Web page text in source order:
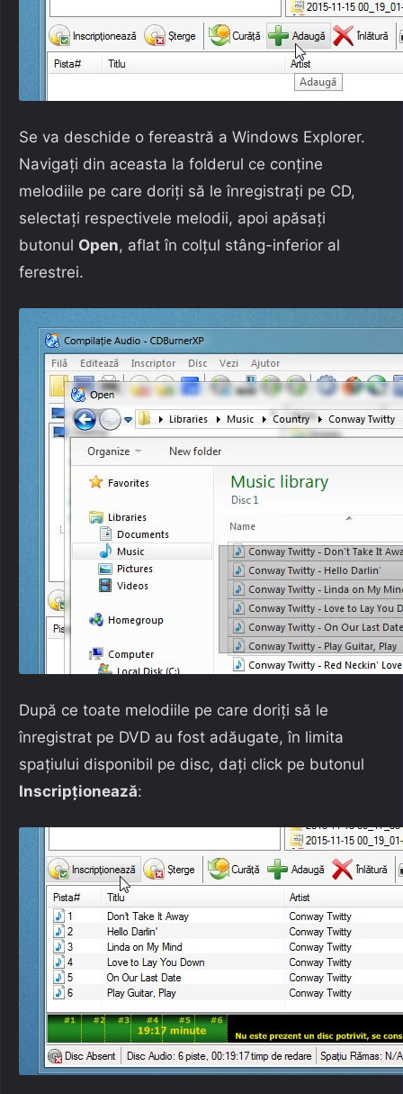
Se va deschide o fereastră a Windows Explorer.
Navigați din aceasta la folderul ce conține
melodiile pe care doriți să le înregistrați pe CD,
selectați respectivele melodii, apoi apăsați
butonul Open, aflat în colțul stâng-inferior al
ferestrei.
După ce toate melodiile pe care doriți să le
înregistrat pe DVD au fost adăugate, în limita
spațiului disponibil pe disc, dați click pe butonul
Inscripționează: